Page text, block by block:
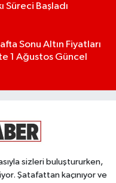
Süreci Başladı
Sonu Altın Fiyatları
1 Ağustos Güncel
sizleri buluştururken,
Şatafattan kaçınıyor ve